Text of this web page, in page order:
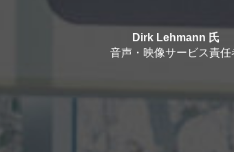
Dirk Lehmann 氏
音声・映像サービス責任